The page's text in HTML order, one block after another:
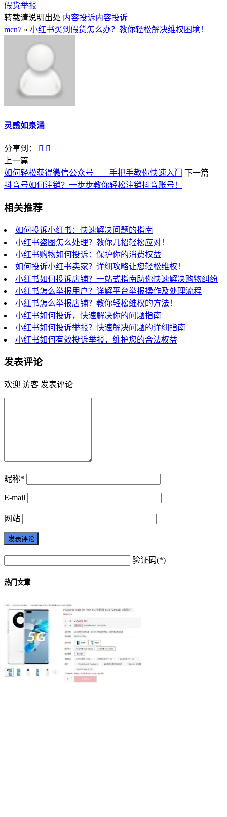
假货举报
转载请说明出处 内容投诉内容投诉
mcn7 » 小红书买到假货怎么办？教你轻松解决维权困境！
灵感如泉涌
分享到：
上一篇
如何轻松获得微信公众号——手把手教你快速入门
下一篇
抖音号如何注销？一步步教你轻松注销抖音账号！
相关推荐
如何投诉小红书：快速解决问题的指南
小红书盗图怎么处理？教你几招轻松应对！
小红书购物如何投诉：保护你的消费权益
如何投诉小红书卖家？详细攻略让您轻松维权！
小红书如何投诉店铺？一站式指南助你快速解决购物纠纷
小红书怎么举报用户？详解平台举报操作及处理流程
小红书怎么举报店铺？教你轻松维权的方法！
小红书如何投诉，快速解决你的问题指南
小红书如何投诉举报？快速解决问题的详细指南
小红书如何有效投诉举报，维护您的合法权益
发表评论
欢迎 访客 发表评论
昵称*
E-mail
网站
验证码(*)
热门文章